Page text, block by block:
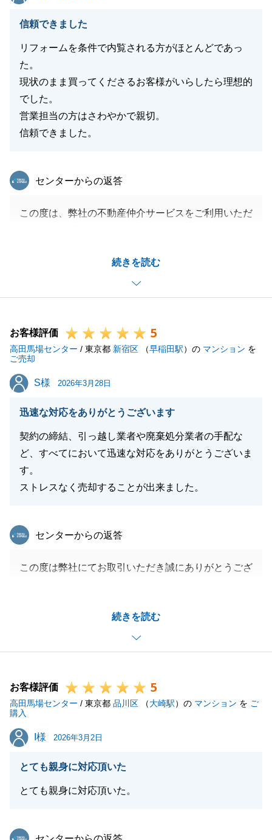
信頼できました
リフォームを条件で内覧される方がほとんどであっ
た。
現状のまま買ってくださるお客様がいらしたら理想的
でした。
営業担当の方はさわやかで親切。
信頼できました。
続きを読む
東急リバブル
センターからの返答
この度は、弊社の不動産仲介サービスをご利用いただ
ズなお取引に繋がったと感じております。
これからも、日々の営業の中でスキルアップを目指し
ておりますので、お困り事、不動産に関する事以外で
末永いお付き合いをどうぞよろしくお願い申し上げま
す。
お客様評価 5
高田馬場センター / 東京都 新宿区 （早稲田駅）の マンション を
ご売却
S様
S様 2026年3月28日
迅速な対応をありがとうございます
契約の締結、引っ越し業者や廃棄処分業者の手配な
ど、すべてにおいて迅速な対応をありがとうございま
す。
ストレスなく売却することが出来ました。
続きを読む
東急リバブル
センターからの返答
この度は弊社にてお取引いただき誠にありがとうござ
ただきまして誠にありがとうございました。
S様のご協力があったからこそスムーズなお取引がで
きたと思っております。
お願い申し上げます。
お客様評価 5
高田馬場センター / 東京都 品川区 （大崎駅）の マンション を ご
購入
I様
I様 2026年3月2日
とても親身に対応頂いた
とても親身に対応頂いた。
東急リバブル